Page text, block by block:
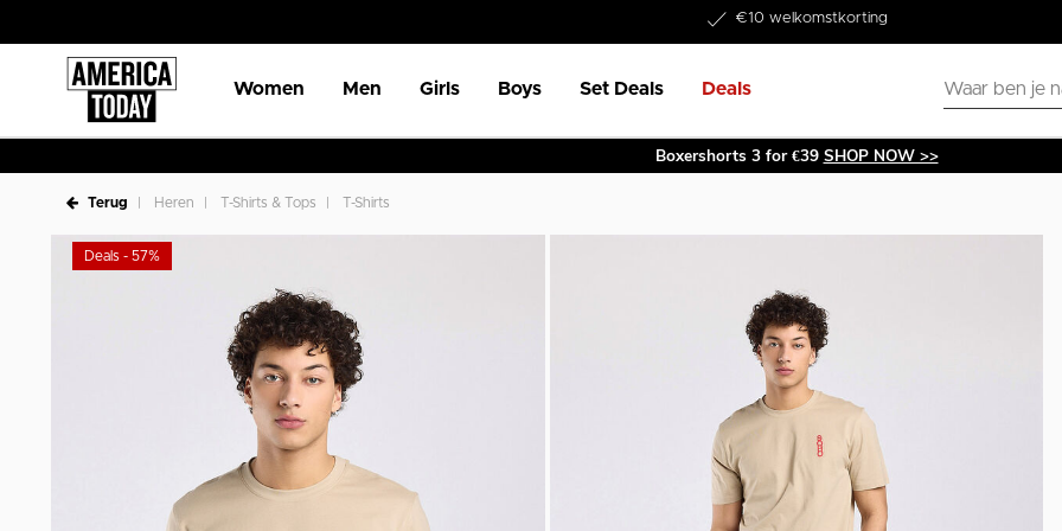
€10 welkomstkorting
Word lid van onze Member Club!
Women Men Girls Boys Set Deals Deals
Boxershorts 3 for €39 SHOP NOW >>
Terug Heren T-Shirts & Tops T-Shirts
Deals - 57%